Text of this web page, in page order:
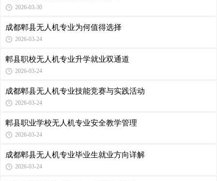
2026-03-30
成都郫县无人机专业为何值得选择
2026-03-24
郫县职校无人机专业升学就业双通道
2026-03-24
成都郫县无人机专业技能竞赛与实践活动
2026-03-24
郫县职业学校无人机专业安全教学管理
2026-03-24
成都郫县无人机专业毕业生就业方向详解
2026-03-24